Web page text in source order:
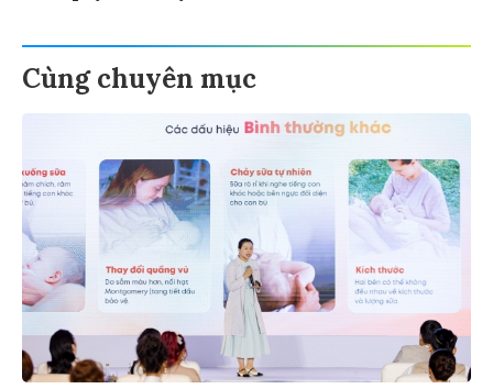
Cùng chuyên mục